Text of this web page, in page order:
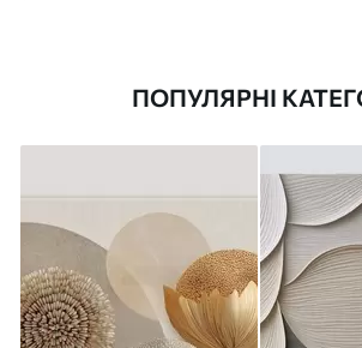
ПОПУЛЯРНІ